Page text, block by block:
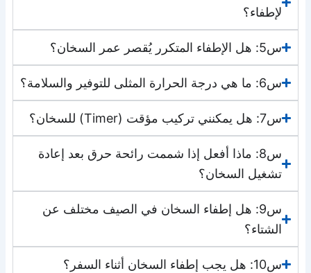
لإطفاء؟
س5: هل الإطفاء المتكرر يُقصر عمر السخان؟
س6: ما هي درجة الحرارة المثلى للتوفير والسلامة؟
س7: هل يمكنني تركيب مؤقت (Timer) للسخان؟
س8: ماذا أفعل إذا شممت رائحة حرق بعد إعادة
تشغيل السخان؟
س9: هل إطفاء السخان في الصيف مختلف عن
الشتاء؟
س10: هل يجب إطفاء السخان أثناء السفر؟